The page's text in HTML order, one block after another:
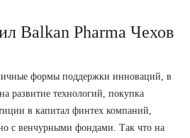
Balkan Pharma Чехов
формы поддержки инноваций, в
развитие технологий, покупка
в капитал финтех компаний,
с венчурными фондами. Так что на